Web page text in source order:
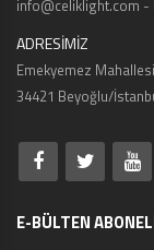
info@celiklight.com
ADRESİMİZ
Emekyemez
34421 Beyoğlu/
E-BÜLTEN